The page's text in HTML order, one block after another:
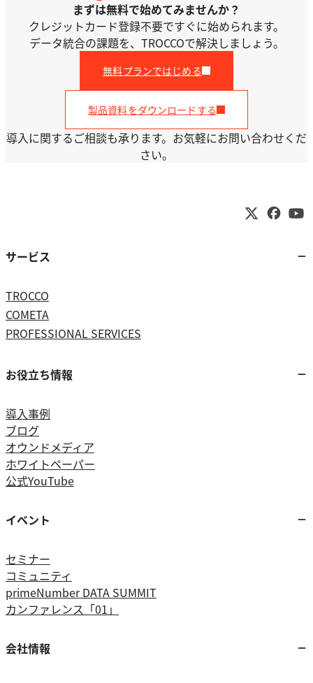
まずは無料で始めてみませんか？
クレジットカード登録不要ですぐに始められます。
データ統合の課題を、TROCCOで解決しましょう。
無料プランではじめる
製品資料をダウンロードする
導入に関するご相談も承ります。お気軽にお問い合わせくだ
さい。
サービス
TROCCO
COMETA
PROFESSIONAL SERVICES
お役立ち情報
導入事例
ブログ
オウンドメディア
ホワイトペーパー
公式YouTube
イベント
セミナー
コミュニティ
primeNumber DATA SUMMIT
カンファレンス「01」
会社情報